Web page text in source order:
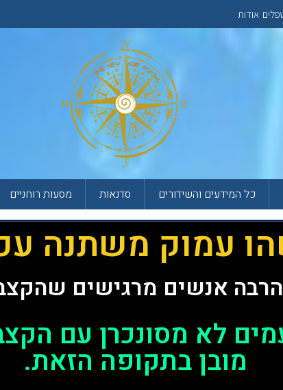
אודות
כל המידעים והשידורים סדנאות מסעות רוחניים
עמוק משתנה
אנשים מרגישים
לא מסונכרן עם
מובן בתקופה הזאת.